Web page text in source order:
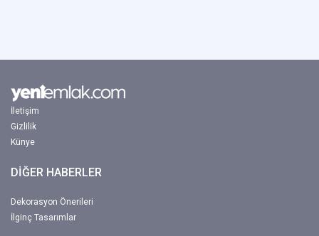
İletişim
Gizlilik
Künye
DİĞER HABERLER
Dekorasyon Önerileri
İlginç Tasarımlar